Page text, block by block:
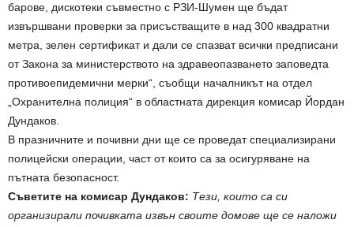
барове, дискотеки съвместно с РЗИ-Шумен ще бъдат
извършвани проверки за присъстващите в над 300 квадратни
метра, зелен сертификат и дали се спазват всички предписани
от Закона за министерството на здравеопазването заповедта
противоепидемични мерки“, съобщи началникът на отдел
„Охранителна полиция“ в областната дирекция комисар Йордан
Дундаков.
В празничните и почивни дни ще се проведат специализирани
полицейски операции, част от които са за осигуряване на
пътната безопасност.
Съветите на комисар Дундаков: Тези, които са си
организирали почивката извън своите домове ще се наложи